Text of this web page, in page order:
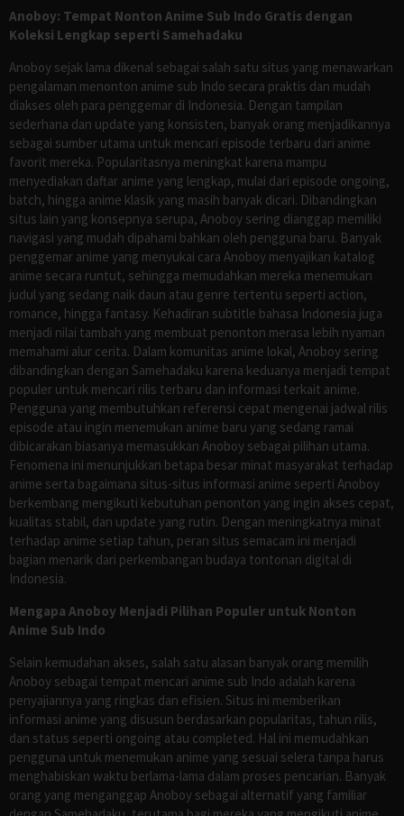
Anoboy: Tempat Nonton Anime Sub Indo Gratis dengan
Koleksi Lengkap seperti Samehadaku
Anoboy sejak lama dikenal sebagai salah satu situs yang menawarkan
pengalaman menonton anime sub Indo secara praktis dan mudah
diakses oleh para penggemar di Indonesia. Dengan tampilan
sederhana dan update yang konsisten, banyak orang menjadikannya
sebagai sumber utama untuk mencari episode terbaru dari anime
favorit mereka. Popularitasnya meningkat karena mampu
menyediakan daftar anime yang lengkap, mulai dari episode ongoing,
batch, hingga anime klasik yang masih banyak dicari. Dibandingkan
situs lain yang konsepnya serupa, Anoboy sering dianggap memiliki
navigasi yang mudah dipahami bahkan oleh pengguna baru. Banyak
penggemar anime yang menyukai cara Anoboy menyajikan katalog
anime secara runtut, sehingga memudahkan mereka menemukan
judul yang sedang naik daun atau genre tertentu seperti action,
romance, hingga fantasy. Kehadiran subtitle bahasa Indonesia juga
menjadi nilai tambah yang membuat penonton merasa lebih nyaman
memahami alur cerita. Dalam komunitas anime lokal, Anoboy sering
dibandingkan dengan Samehadaku karena keduanya menjadi tempat
populer untuk mencari rilis terbaru dan informasi terkait anime.
Pengguna yang membutuhkan referensi cepat mengenai jadwal rilis
episode atau ingin menemukan anime baru yang sedang ramai
dibicarakan biasanya memasukkan Anoboy sebagai pilihan utama.
Fenomena ini menunjukkan betapa besar minat masyarakat terhadap
anime serta bagaimana situs-situs informasi anime seperti Anoboy
berkembang mengikuti kebutuhan penonton yang ingin akses cepat,
kualitas stabil, dan update yang rutin. Dengan meningkatnya minat
terhadap anime setiap tahun, peran situs semacam ini menjadi
bagian menarik dari perkembangan budaya tontonan digital di
Indonesia.
Mengapa Anoboy Menjadi Pilihan Populer untuk Nonton
Anime Sub Indo
Selain kemudahan akses, salah satu alasan banyak orang memilih
Anoboy sebagai tempat mencari anime sub Indo adalah karena
penyajiannya yang ringkas dan efisien. Situs ini memberikan
informasi anime yang disusun berdasarkan popularitas, tahun rilis,
dan status seperti ongoing atau completed. Hal ini memudahkan
pengguna untuk menemukan anime yang sesuai selera tanpa harus
menghabiskan waktu berlama-lama dalam proses pencarian. Banyak
orang yang menganggap Anoboy sebagai alternatif yang familiar